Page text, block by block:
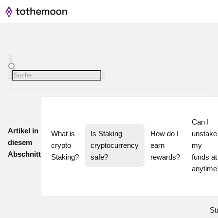
Artikel in
diesem
Abschnitt
What is
crypto
Staking?
Is Staking
cryptocurrency
safe?
How do I
earn
rewards?
Can I
unstake
my
funds at